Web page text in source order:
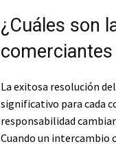
¿Cuáles son
La exitosa resolución
significativo para cada
responsabilidad
Cuando un intercambio